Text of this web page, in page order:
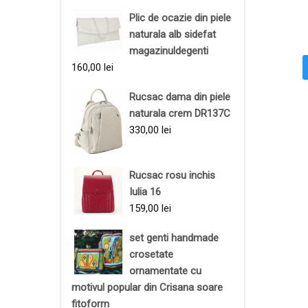
Plic de ocazie din piele
naturala alb sidefat
magazinuldegenti
160,00 lei
Rucsac dama din piele
naturala crem DR137C
330,00 lei
Rucsac rosu inchis
Iulia 16
159,00 lei
set genti handmade
crosetate
ornamentate cu
motivul popular din Crisana soare
fitoform